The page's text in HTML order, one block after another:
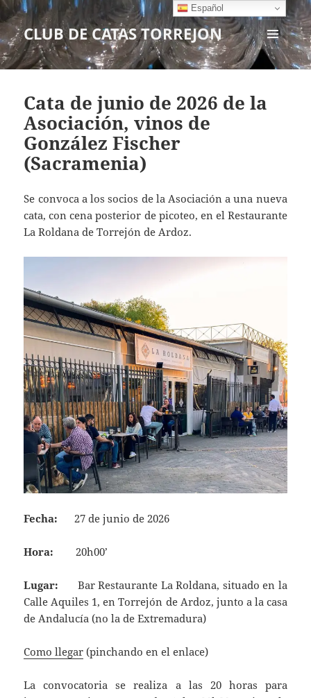
CLUB DE CATAS TORREJON
MENÚ
Y
Cata de junio de 2026 de la
Asociación, vinos de
González Fischer
(Sacramenia)
Se convoca a los socios de la Asociación a una nueva
cata, con cena posterior de picoteo, en el Restaurante
La Roldana de Torrejón de Ardoz.
Fecha:27 de junio de 2026
Hora: 20h00’
Lugar: Bar Restaurante La Roldana, situado en la
Calle Aquiles 1, en Torrejón de Ardoz, junto a la casa
de Andalucía (no la de Extremadura)
Como llegar (pinchando en el enlace)
La convocatoria se realiza a las 20 horas para
Español